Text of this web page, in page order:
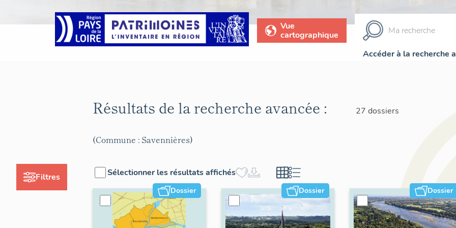
Vue
cartographique
Accéder à la recherche
Filtres
Résultats de la recherche avancée : 27 dossiers
(Commune : Savennières)
Sélectionner les résultats affichés
Dossier Dossier Dossier